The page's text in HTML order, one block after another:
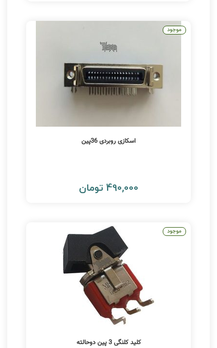
اسکازی روبردی 36پین
490,000 تومان
موجود
کلید کلنگی 3 پین دوحالته
موجود